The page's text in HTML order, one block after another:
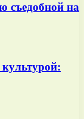
съедобной на